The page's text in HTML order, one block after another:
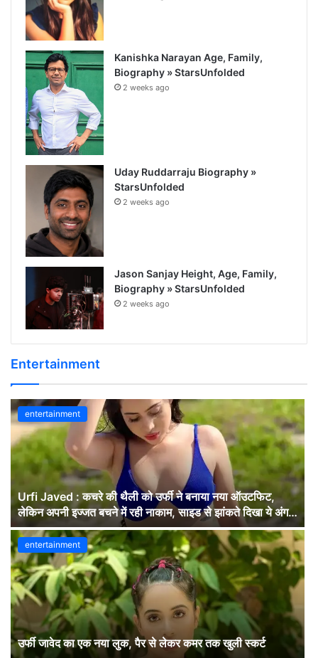
Kanishka Narayan Age, Family,
Biography » StarsUnfolded
2 weeks ago
Uday Ruddarraju Biography »
StarsUnfolded
2 weeks ago
Jason Sanjay Height, Age, Family,
Biography » StarsUnfolded
2 weeks ago
Entertainment
entertainment
Urfi Javed : कचरे की थैली को उर्फी ने बनाया नया ऑउटफिट,
लेकिन अपनी इज्जत बचने में रही नाकाम, साइड से झांकते दिखा ये अंग,
लोग बोले- बस यही देखना…देखें वीडियों
entertainment
उर्फी जावेद का एक नया लुक, पैर से लेकर कमर तक खुली स्कर्ट